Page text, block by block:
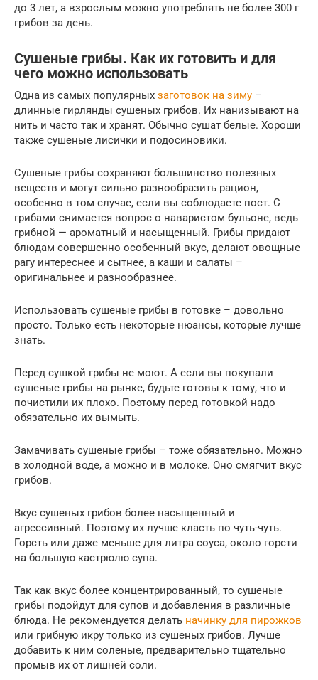
до 3 лет, а взрослым можно употреблять не более 300 г
грибов за день.
Сушеные грибы. Как их готовить и для
чего можно использовать
Одна из самых популярных заготовок на зиму –
длинные гирлянды сушеных грибов. Их нанизывают на
нить и часто так и хранят. Обычно сушат белые. Хороши
также сушеные лисички и подосиновики.
Сушеные грибы сохраняют большинство полезных
веществ и могут сильно разнообразить рацион,
особенно в том случае, если вы соблюдаете пост. С
грибами снимается вопрос о наваристом бульоне, ведь
грибной — ароматный и насыщенный. Грибы придают
блюдам совершенно особенный вкус, делают овощные
рагу интереснее и сытнее, а каши и салаты –
оригинальнее и разнообразнее.
Использовать сушеные грибы в готовке – довольно
просто. Только есть некоторые нюансы, которые лучше
знать.
Перед сушкой грибы не моют. А если вы покупали
сушеные грибы на рынке, будьте готовы к тому, что и
почистили их плохо. Поэтому перед готовкой надо
обязательно их вымыть.
Замачивать сушеные грибы – тоже обязательно. Можно
в холодной воде, а можно и в молоке. Оно смягчит вкус
грибов.
Вкус сушеных грибов более насыщенный и
агрессивный. Поэтому их лучше класть по чуть-чуть.
Горсть или даже меньше для литра соуса, около горсти
на большую кастрюлю супа.
Так как вкус более концентрированный, то сушеные
грибы подойдут для супов и добавления в различные
блюда. Не рекомендуется делать начинку для пирожков
или грибную икру только из сушеных грибов. Лучше
добавить к ним соленые, предварительно тщательно
промыв их от лишней соли.